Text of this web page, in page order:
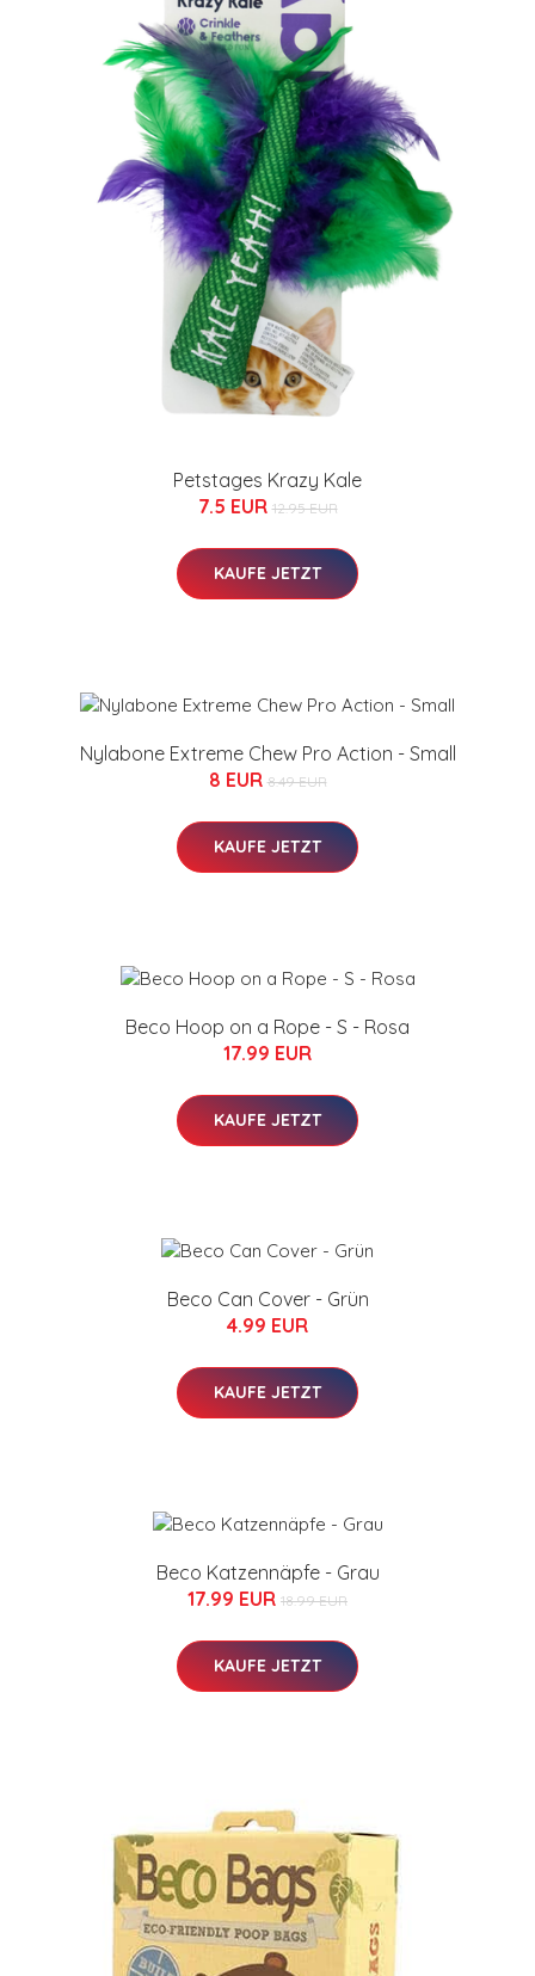
Petstages Krazy Kale
7.5 EUR 12.95 EUR
KAUFE JETZT
Nylabone Extreme Chew Pro Action - Small
8 EUR 8.49 EUR
KAUFE JETZT
Beco Hoop on a Rope - S - Rosa
17.99 EUR
KAUFE JETZT
Beco Can Cover - Grün
4.99 EUR
KAUFE JETZT
Beco Katzennäpfe - Grau
17.99 EUR 18.99 EUR
KAUFE JETZT